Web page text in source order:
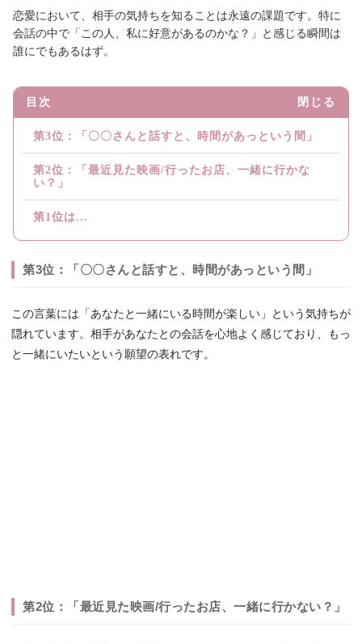
恋愛において、相手の気持ちを知ることは永遠の課題です。特に
会話の中で「この人、私に好意があるのかな？」と感じる瞬間は
誰にでもあるはず。
目次 閉じる
第3位：「〇〇さんと話すと、時間があっという間」
第2位：「最近見た映画/行ったお店、一緒に行かな
い？」
第1位は...
第3位：「〇〇さんと話すと、時間があっという間」
この言葉には「あなたと一緒にいる時間が楽しい」という気持ちが
隠れています。相手があなたとの会話を心地よく感じており、もっ
と一緒にいたいという願望の表れです。
第2位：「最近見た映画/行ったお店、一緒に行かない？」